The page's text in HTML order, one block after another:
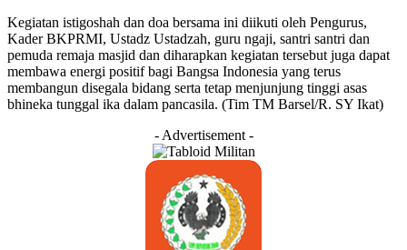
Kegiatan istigoshah dan doa bersama ini diikuti oleh Pengurus,
Kader BKPRMI, Ustadz Ustadzah, guru ngaji, santri santri dan
pemuda remaja masjid dan diharapkan kegiatan tersebut juga dapat
membawa energi positif bagi Bangsa Indonesia yang terus
membangun disegala bidang serta tetap menjunjung tinggi asas
bhineka tunggal ika dalam pancasila. (Tim TM Barsel/R. SY Ikat)
- Advertisement -